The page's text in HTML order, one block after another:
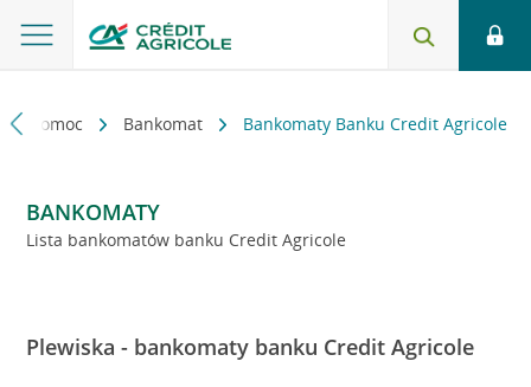
i pomoc Bankomat Bankomaty Banku Credit Agricole
BANKOMATY
Lista bankomatów banku Credit Agricole
Plewiska - bankomaty banku Credit Agricole